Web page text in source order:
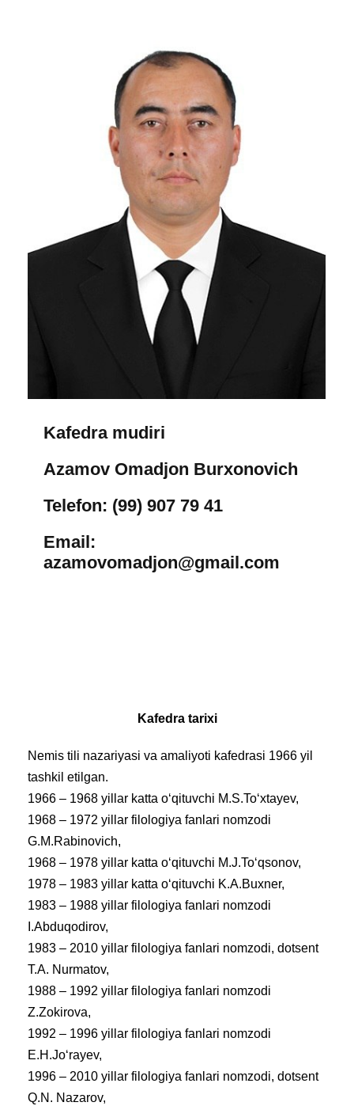
Kafedra mudiri
Azamov Omadjon Burxonovich
Telefon: (99) 907 79 41
Email:
azamovomadjon@gmail.com
Kafedra tarixi
Nemis tili nazariyasi va amaliyoti kafedrasi 1966 yil
tashkil etilgan.
1966 – 1968 yillar katta o‘qituvchi M.S.To‘xtayev,
1968 – 1972 yillar filologiya fanlari nomzodi
G.M.Rabinovich,
1968 – 1978 yillar katta o‘qituvchi M.J.To‘qsonov,
1978 – 1983 yillar katta o‘qituvchi K.A.Buxner,
1983 – 1988 yillar filologiya fanlari nomzodi
I.Abduqodirov,
1983 – 2010 yillar filologiya fanlari nomzodi, dotsent
T.A. Nurmatov,
1988 – 1992 yillar filologiya fanlari nomzodi
Z.Zokirova,
1992 – 1996 yillar filologiya fanlari nomzodi
E.H.Jo‘rayev,
1996 – 2010 yillar filologiya fanlari nomzodi, dotsent
Q.N. Nazarov,